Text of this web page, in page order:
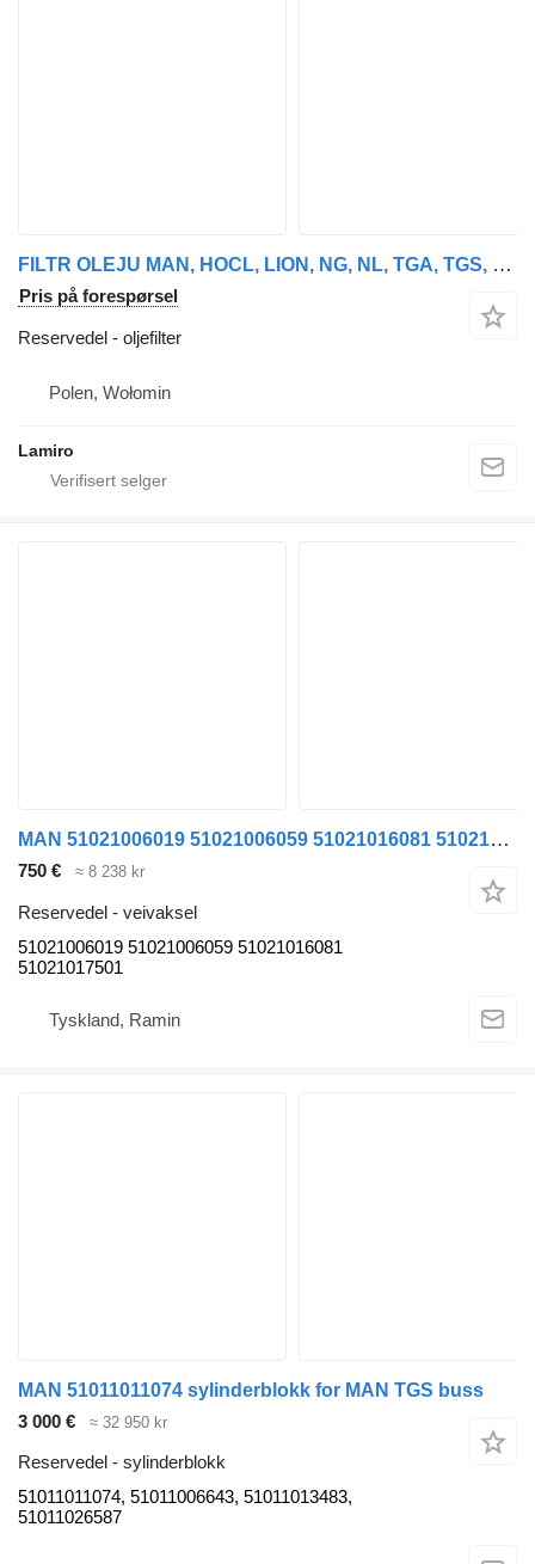
FILTR OLEJU MAN, HOCL, LION, NG, NL, TGA, TGS, TGX/ NEOPLAN, CEN oljefilter for MAN HOCL, LION, NG, NL, TGA, TGS buss
Pris på forespørsel
Reservedel - oljefilter
Polen, Wołomin
Lamiro
MAN 51021006019 51021006059 51021016081 51021017501 veivaksel for MAN F2000 TGA TGS buss
750 € ≈ 8 238 kr
Reservedel - veivaksel
51021006019 51021006059 51021016081
51021017501
Tyskland, Ramin
MAN 51011011074 sylinderblokk for MAN TGS buss
3 000 €
≈ 32 950 kr
Reservedel - sylinderblokk
51011011074, 51011006643, 51011013483,
51011026587